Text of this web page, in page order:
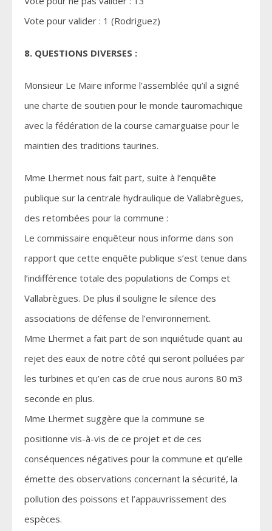
Vote pour valider : 1 (Rodriguez)
8. QUESTIONS DIVERSES :
Monsieur Le Maire informe l’assemblée qu’il a signé
une charte de soutien pour le monde tauromachique
avec la fédération de la course camarguaise pour le
maintien des traditions taurines.
Mme Lhermet nous fait part, suite à l’enquête
publique sur la centrale hydraulique de Vallabrègues,
des retombées pour la commune :
Le commissaire enquêteur nous informe dans son
rapport que cette enquête publique s’est tenue dans
l’indifférence totale des populations de Comps et
Vallabrègues. De plus il souligne le silence des
associations de défense de l’environnement.
Mme Lhermet a fait part de son inquiétude quant au
rejet des eaux de notre côté qui seront polluées par
les turbines et qu’en cas de crue nous aurons 80 m3
seconde en plus.
Mme Lhermet suggère que la commune se
positionne vis-à-vis de ce projet et de ces
conséquences négatives pour la commune et qu’elle
émette des observations concernant la sécurité, la
pollution des poissons et l’appauvrissement des
espèces.